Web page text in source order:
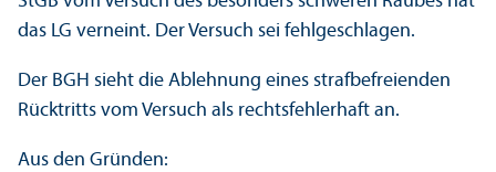
das LG verneint. Der Versuch sei fehlgeschlagen.
Der BGH sieht die Ablehnung eines strafbefreienden
Rücktritts vom Versuch als rechts­fehlerhaft an.
Aus den Gründen: